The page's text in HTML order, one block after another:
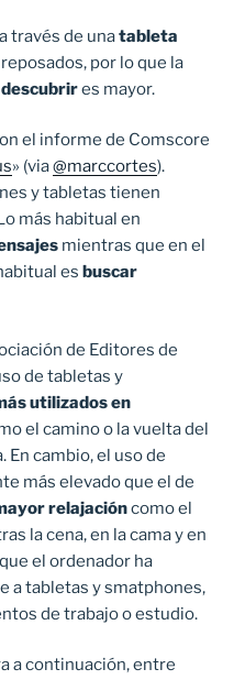
través de unatableta
por lo que la
es mayor.
el informe de Comscore
» (via@marccortes).
y tabletas tienen
más habitual en
mientras que en el
es buscar
de Editores de
de tabletas y
utilizados en
el camino o la vuelta del
En cambio, el uso de
más elevado que el de
relajacióncomo el
la cena, en la cama y en
el ordenador ha
a tabletas y smatphones,
de trabajo o estudio.
a continuación, entre